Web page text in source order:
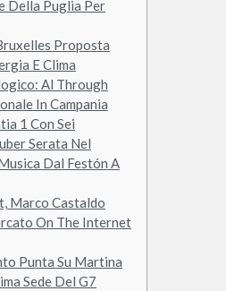
Della Puglia Per
Proposta
E Clima
Al Through
In Campania
1 Con Sei
Serata Nel
Dal Festón A
Marco Castaldo
On The Internet
Punta Su Martina
Sede Del G7